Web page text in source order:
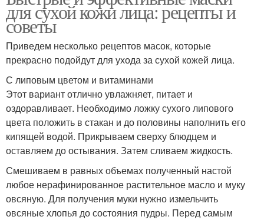
для сухой кожи лица: рецепты и
советы
Приведем несколько рецептов масок, которые
прекрасно подойдут для ухода за сухой кожей лица.
С липовым цветом и витаминами
Этот вариант отлично увлажняет, питает и
оздоравливает. Необходимо ложку сухого липового
цвета положить в стакан и до половины наполнить его
кипящей водой. Прикрываем сверху блюдцем и
оставляем до остывания. Затем сливаем жидкость.
Смешиваем в равных объемах полученный настой
любое нерафинированное растительное масло и муку
овсяную. Для получения муки нужно измельчить
овсяные хлопья до состояния пудры. Перед самым